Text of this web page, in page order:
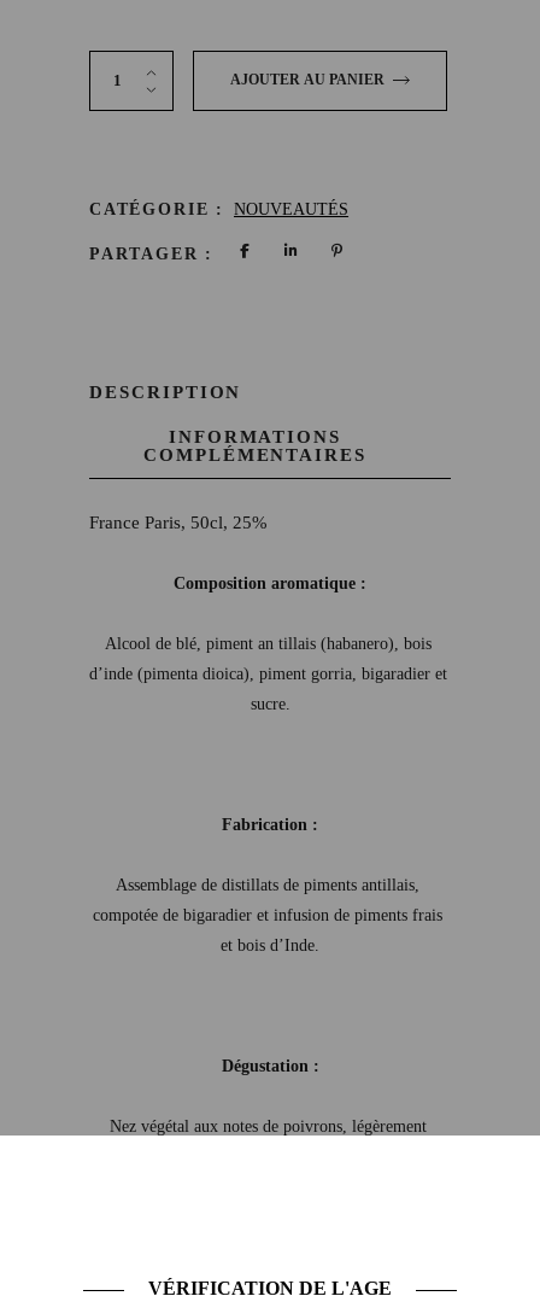
VÉRIFICATION DE L'AGE
Baccae Triple Piment N°6 quantity
AJOUTER AU PANIER
CATÉGORIE : NOUVEAUTÉS
PARTAGER :
DESCRIPTION
INFORMATIONS
COMPLÉMENTAIRES
France Paris, 50cl, 25%
Composition aromatique :
Alcool de blé, piment an tillais (habanero), bois
d’inde (pimenta dioica), piment gorria, bigaradier et
sucre.
Fabrication :
Assemblage de distillats de piments antillais,
compotée de bigaradier et infusion de piments frais
et bois d’Inde.
Dégustation :
Nez végétal aux notes de poivrons, légèrement